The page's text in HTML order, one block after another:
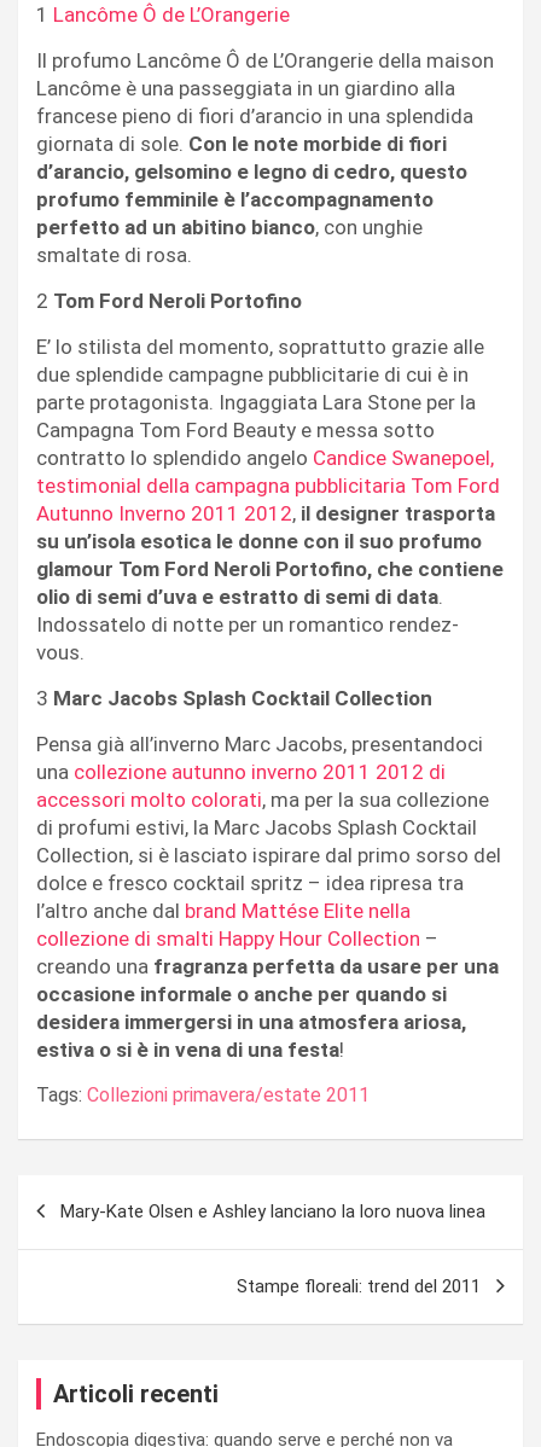
1 Lancôme Ô de L’Orangerie
Il profumo Lancôme Ô de L’Orangerie della maison
Lancôme è una passeggiata in un giardino alla
francese pieno di fiori d’arancio in una splendida
giornata di sole. Con le note morbide di fiori
d’arancio, gelsomino e legno di cedro, questo
profumo femminile è l’accompagnamento
perfetto ad un abitino bianco, con unghie
smaltate di rosa.
2 Tom Ford Neroli Portofino
E’ lo stilista del momento, soprattutto grazie alle
due splendide campagne pubblicitarie di cui è in
parte protagonista. Ingaggiata Lara Stone per la
Campagna Tom Ford Beauty e messa sotto
contratto lo splendido angelo Candice Swanepoel,
testimonial della campagna pubblicitaria Tom Ford
Autunno Inverno 2011 2012, il designer trasporta
su un’isola esotica le donne con il suo profumo
glamour Tom Ford Neroli Portofino, che contiene
olio di semi d’uva e estratto di semi di data.
Indossatelo di notte per un romantico rendez-
vous.
3 Marc Jacobs Splash Cocktail Collection
Pensa già all’inverno Marc Jacobs, presentandoci
una collezione autunno inverno 2011 2012 di
accessori molto colorati, ma per la sua collezione
di profumi estivi, la Marc Jacobs Splash Cocktail
Collection, si è lasciato ispirare dal primo sorso del
dolce e fresco cocktail spritz – idea ripresa tra
l’altro anche dal brand Mattése Elite nella
collezione di smalti Happy Hour Collection –
creando una fragranza perfetta da usare per una
occasione informale o anche per quando si
desidera immergersi in una atmosfera ariosa,
estiva o si è in vena di una festa!
Tags: Collezioni primavera/estate 2011
articoli
Mary-Kate Olsen e Ashley lanciano la loro nuova linea
Stampe floreali: trend del 2011
Articoli recenti
Endoscopia digestiva: quando serve e perché non va